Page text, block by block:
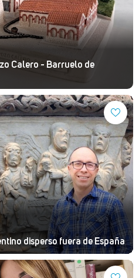
Calero - Barruelo de
disperso fuera de España